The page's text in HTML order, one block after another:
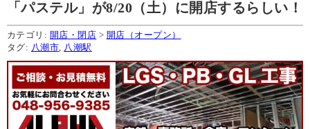
「パステル」が8/20（土）に開店するらしい！
カテゴリ: 開店・閉店 > 開店（オープン）
タグ: 八潮市, 八潮駅